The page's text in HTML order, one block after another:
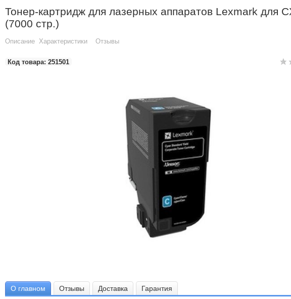
Тонер-картридж для лазерных аппаратов Lexmark для
(7000 стр.)
Описание Характеристики Отзывы
Код товара: 251501
О главном Отзывы Доставка Гарантия